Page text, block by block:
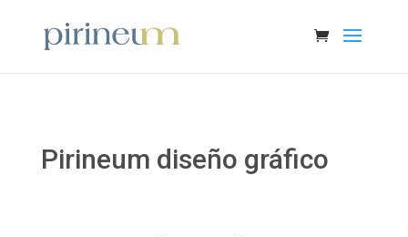
Pirineum diseño gráfico